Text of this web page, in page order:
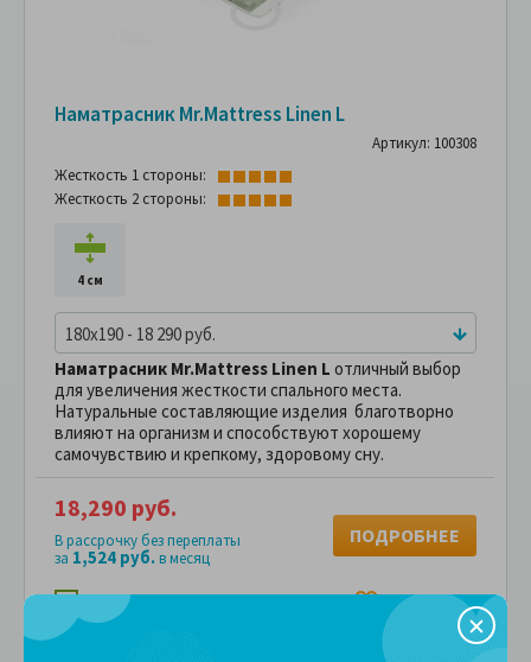
Наматрасник Mr.Mattress Linen L
Артикул: 100308
Жесткость 1 стороны:
Жесткость 2 стороны:
4 см
180x190 - 18 290 руб.
Наматрасник Mr.Mattress Linen L отличный выбор
для увеличения жесткости спального места.
Натуральные составляющие изделия благотворно
влияют на организм и способствуют хорошему
самочувствию и крепкому, здоровому сну.
Сравнить В избранное
18,290 руб.
В рассрочку без переплаты
за 1,524 руб.в месяц
ПОДРОБНЕЕ